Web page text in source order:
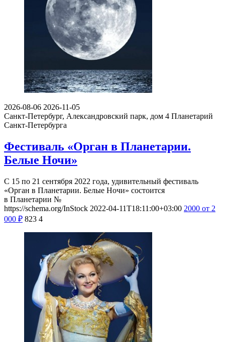
2026-08-06 2026-11-05
Санкт-Петербург, Александровский парк, дом 4 Планетарий
Санкт-Петербурга
Фестиваль «Орган в Планетарии.
Белые Ночи»
С 15 по 21 сентября 2022 года, удивительный фестиваль
«Орган в Планетарии. Белые Ночи» состоится
в Планетарии №
https://schema.org/InStock 2022-04-11T18:11:00+03:00 2000 от 2
000 ₽ 823 4